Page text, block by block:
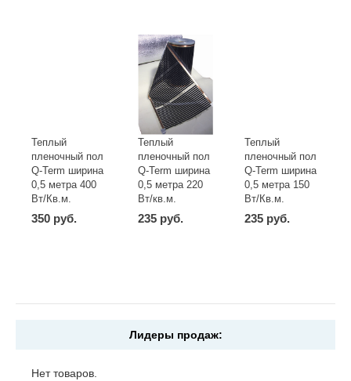
Теплый
пленочный пол
Q-Term ширина
0,5 метра 400
Вт/Кв.м.
350 руб.
Теплый
пленочный пол
Q-Term ширина
0,5 метра 220
Вт/кв.м.
235 руб.
Теплый
пленочный пол
Q-Term ширина
0,5 метра 150
Вт/Кв.м.
235 руб.
Лидеры продаж:
Нет товаров.